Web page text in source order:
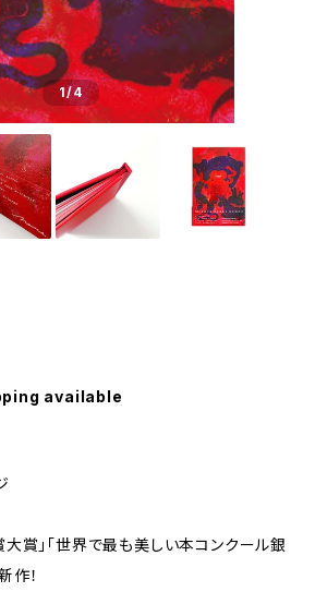
1/4
available
賞」「世界で最も美しい本コンクール銀
作！